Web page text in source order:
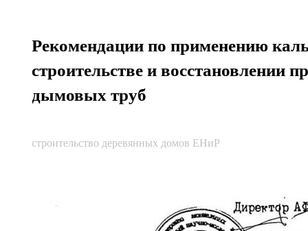
Рекомендации по применению
строительстве и
дымовых труб
строительство деревянных домов ЕНиР